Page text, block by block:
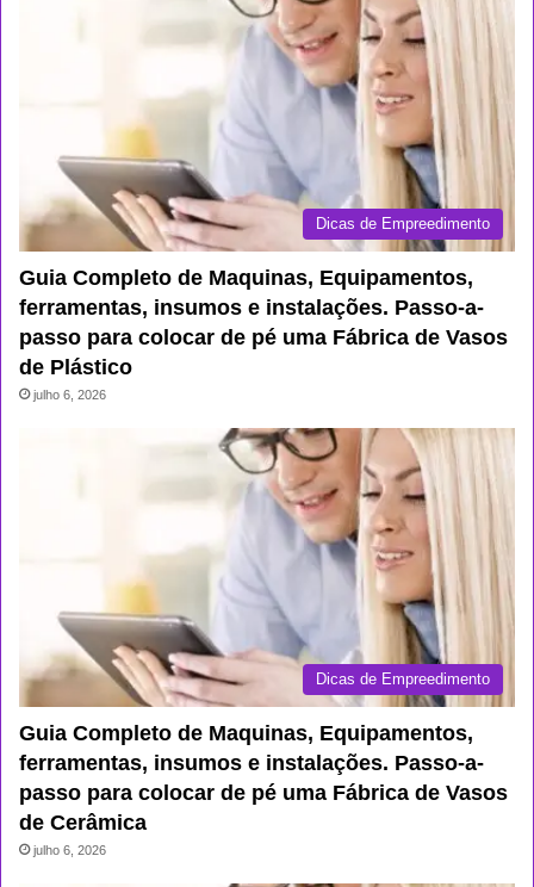
Dicas de Empreedimento
Guia Completo de Maquinas, Equipamentos,
ferramentas, insumos e instalações. Passo-a-
passo para colocar de pé uma Fábrica de Vasos
de Plástico
julho 6, 2026
Dicas de Empreedimento
Guia Completo de Maquinas, Equipamentos,
ferramentas, insumos e instalações. Passo-a-
passo para colocar de pé uma Fábrica de Vasos
de Cerâmica
julho 6, 2026